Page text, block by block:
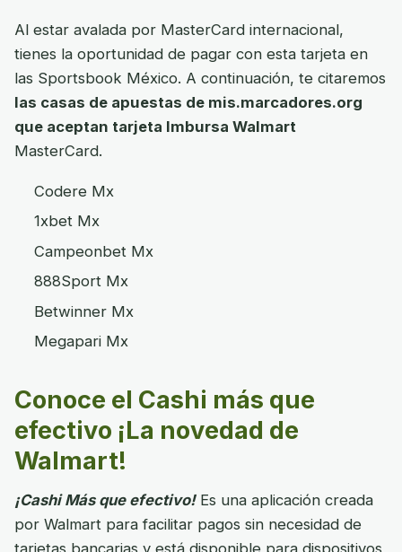
Al estar avalada por MasterCard internacional,
tienes la oportunidad de pagar con esta tarjeta en
las Sportsbook México. A continuación, te citaremos
las casas de apuestas de mis.marcadores.org
que aceptan tarjeta Imbursa Walmart
MasterCard.
Codere Mx
1xbet Mx
Campeonbet Mx
888Sport Mx
Betwinner Mx
Megapari Mx
Conoce el Cashi más que
efectivo ¡La novedad de
Walmart!
¡Cashi Más que efectivo!Es una aplicación creada
por Walmart para facilitar pagos sin necesidad de
tarjetas bancarias y está disponible para dispositivos